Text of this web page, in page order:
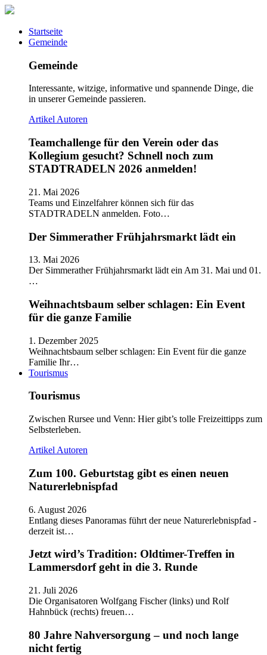
Startseite
Gemeinde
Gemeinde
Interessante, witzige, informative und spannende Dinge, die
in unserer Gemeinde passieren.
ArtikelAutoren
Teamchallenge für den Verein oder das
Kollegium gesucht? Schnell noch zum
STADTRADELN 2026 anmelden!
21. Mai 2026
Teams und Einzelfahrer können sich für das
STADTRADELN anmelden. Foto…
Der Simmerather Frühjahrsmarkt lädt ein
13. Mai 2026
Der Simmerather Frühjahrsmarkt lädt ein Am 31. Mai und 01.
…
Weihnachtsbaum selber schlagen: Ein Event
für die ganze Familie
1. Dezember 2025
Weihnachtsbaum selber schlagen: Ein Event für die ganze
Familie Ihr…
Tourismus
Tourismus
Zwischen Rursee und Venn: Hier gibt’s tolle Freizeittipps zum
Selbsterleben.
Artikel Autoren
Zum 100. Geburtstag gibt es einen neuen
Naturerlebnispfad
6. August 2026
Entlang dieses Panoramas führt der neue Naturerlebnispfad -
derzeit ist…
Jetzt wird’s Tradition: Oldtimer-Treffen in
Lammersdorf geht in die 3. Runde
21. Juli 2026
Die Organisatoren Wolfgang Fischer (links) und Rolf
Hahnbück (rechts) freuen…
80 Jahre Nahversorgung – und noch lange
nicht fertig